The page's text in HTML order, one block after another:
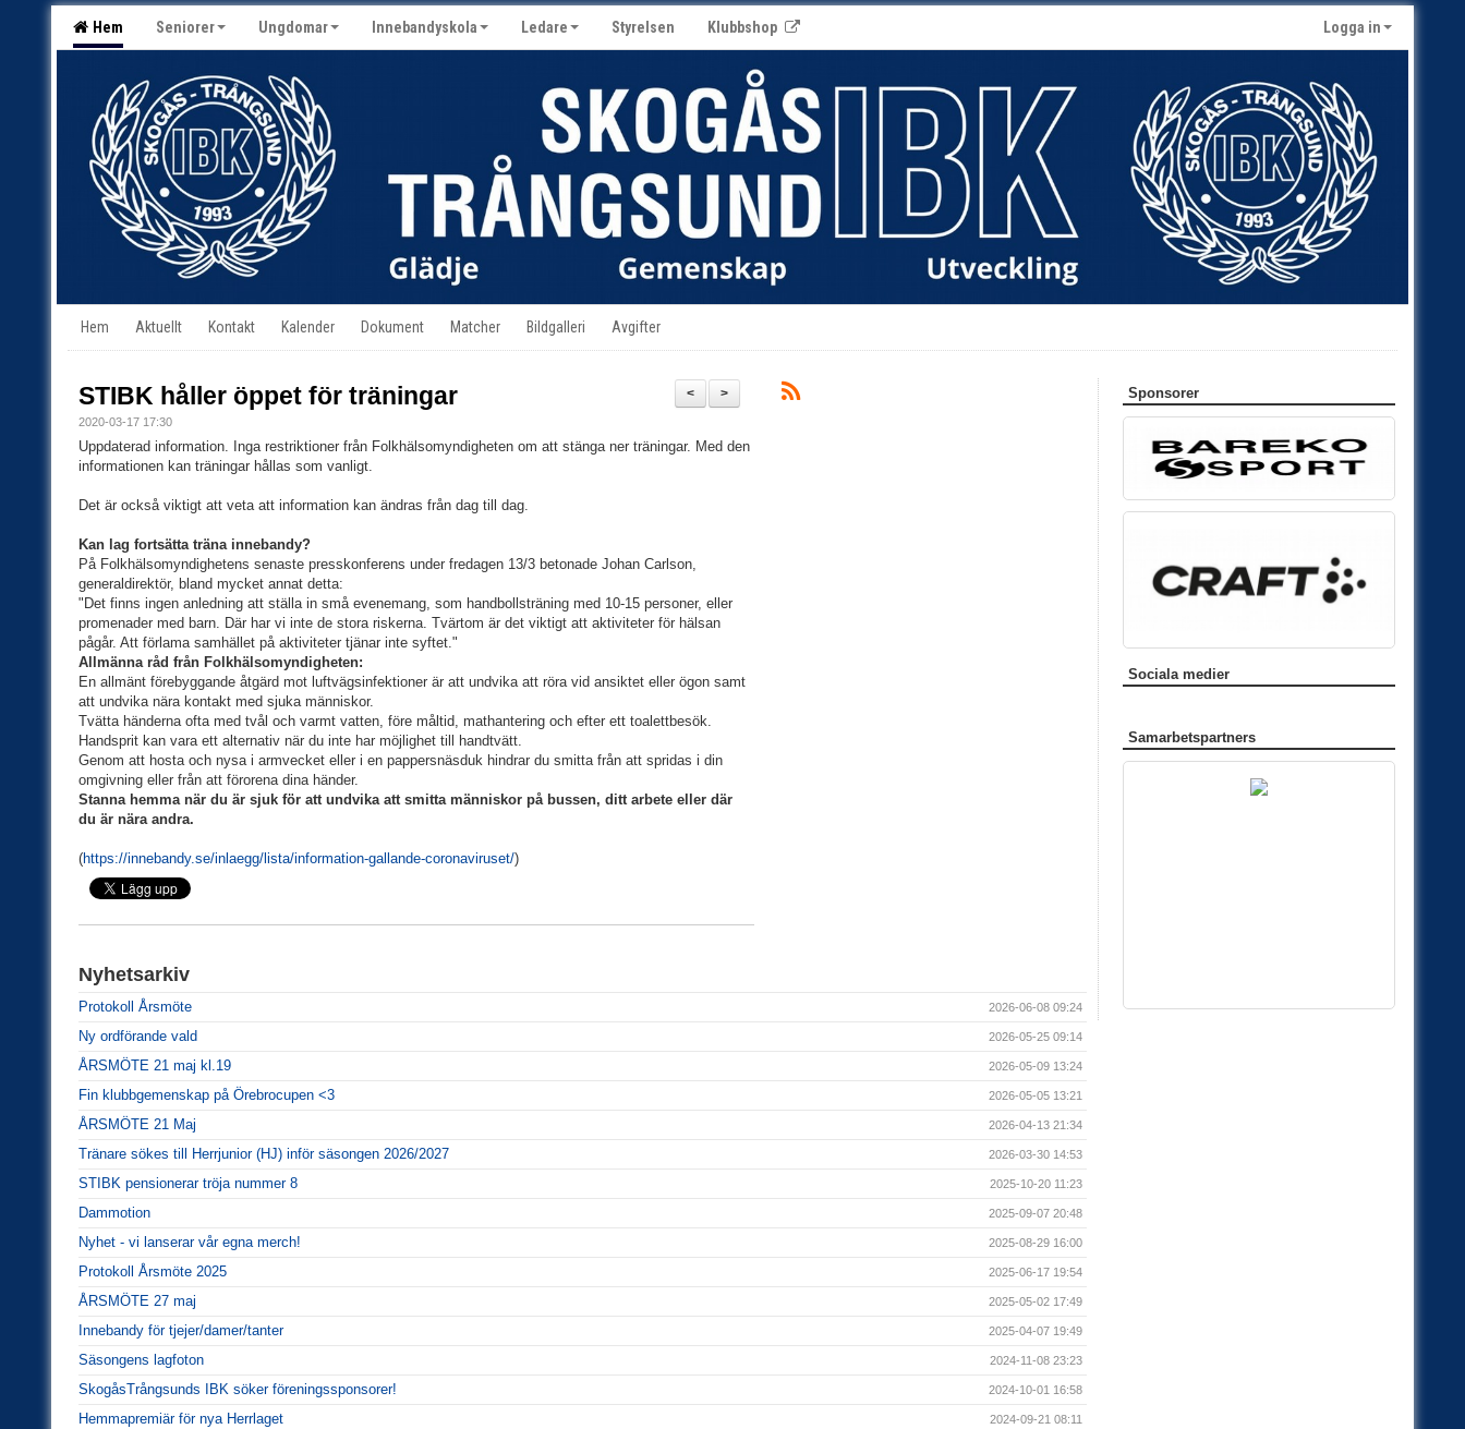
Hem Seniorer Ungdomar Innebandyskola Ledare Styrelsen Klubbshop Logga in
Hem Aktuellt Kontakt Kalender Dokument Matcher Bildgalleri Avgifter
>
<
STIBK håller öppet för träningar
2020-03-17 17:30
Uppdaterad information. Inga restriktioner från Folkhälsomyndigheten om att stänga ner träningar. Med den
informationen kan träningar hållas som vanligt.
Det är också viktigt att veta att information kan ändras från dag till dag.
Kan lag fortsätta träna innebandy?
På Folkhälsomyndighetens senaste presskonferens under fredagen 13/3 betonade Johan Carlson,
generaldirektör, bland mycket annat detta:
"Det finns ingen anledning att ställa in små evenemang, som handbollsträning med 10-15 personer, eller
promenader med barn. Där har vi inte de stora riskerna. Tvärtom är det viktigt att aktiviteter för hälsan
pågår. Att förlama samhället på aktiviteter tjänar inte syftet."
Allmänna råd från Folkhälsomyndigheten:
En allmänt förebyggande åtgärd mot luftvägsinfektioner är att undvika att röra vid ansiktet eller ögon samt
att undvika nära kontakt med sjuka människor.
Tvätta händerna ofta med tvål och varmt vatten, före måltid, mathantering och efter ett toalettbesök.
Handsprit kan vara ett alternativ när du inte har möjlighet till handtvätt.
Genom att hosta och nysa i armvecket eller i en pappersnäsduk hindrar du smitta från att spridas i din
omgivning eller från att förorena dina händer.
Stanna hemma när du är sjuk för att undvika att smitta människor på bussen, ditt arbete eller där
du är nära andra.
(https://innebandy.se/inlaegg/lista/information-gallande-coronaviruset/)
Nyhetsarkiv
Protokoll Årsmöte 2026-06-08 09:24
Ny ordförande vald 2026-05-25 09:14
ÅRSMÖTE 21 maj kl.19 2026-05-09 13:24
Fin klubbgemenskap på Örebrocupen <3 2026-05-05 13:21
ÅRSMÖTE 21 Maj 2026-04-13 21:34
Tränare sökes till Herrjunior (HJ) inför säsongen 2026/2027 2026-03-30 14:53
STIBK pensionerar tröja nummer 8 2025-10-20 11:23
Dammotion 2025-09-07 20:48
Nyhet - vi lanserar vår egna merch! 2025-08-29 16:00
Protokoll Årsmöte 2025 2025-06-17 19:54
ÅRSMÖTE 27 maj 2025-05-02 17:49
Innebandy för tjejer/damer/tanter 2025-04-07 19:49
Säsongens lagfoton 2024-11-08 23:23
SkogåsTrångsunds IBK söker föreningssponsorer! 2024-10-01 16:58
Hemmapremiär för nya Herrlaget 2024-09-21 08:11
Sponsorer
Sociala medier
Samarbetspartners